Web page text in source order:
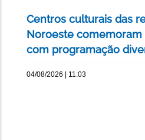
Centros culturais das
Noroeste
com programação
04/08/2026 | 11:03